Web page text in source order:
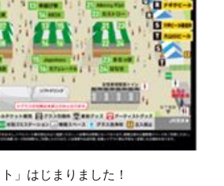
」はじまりました！